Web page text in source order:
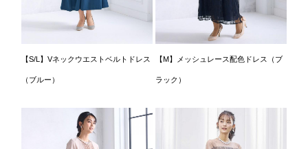
【S/L】Vネックウエストベルトドレス
（ブルー）
【M】メッシュレース配色ドレス（ブ
ラック）